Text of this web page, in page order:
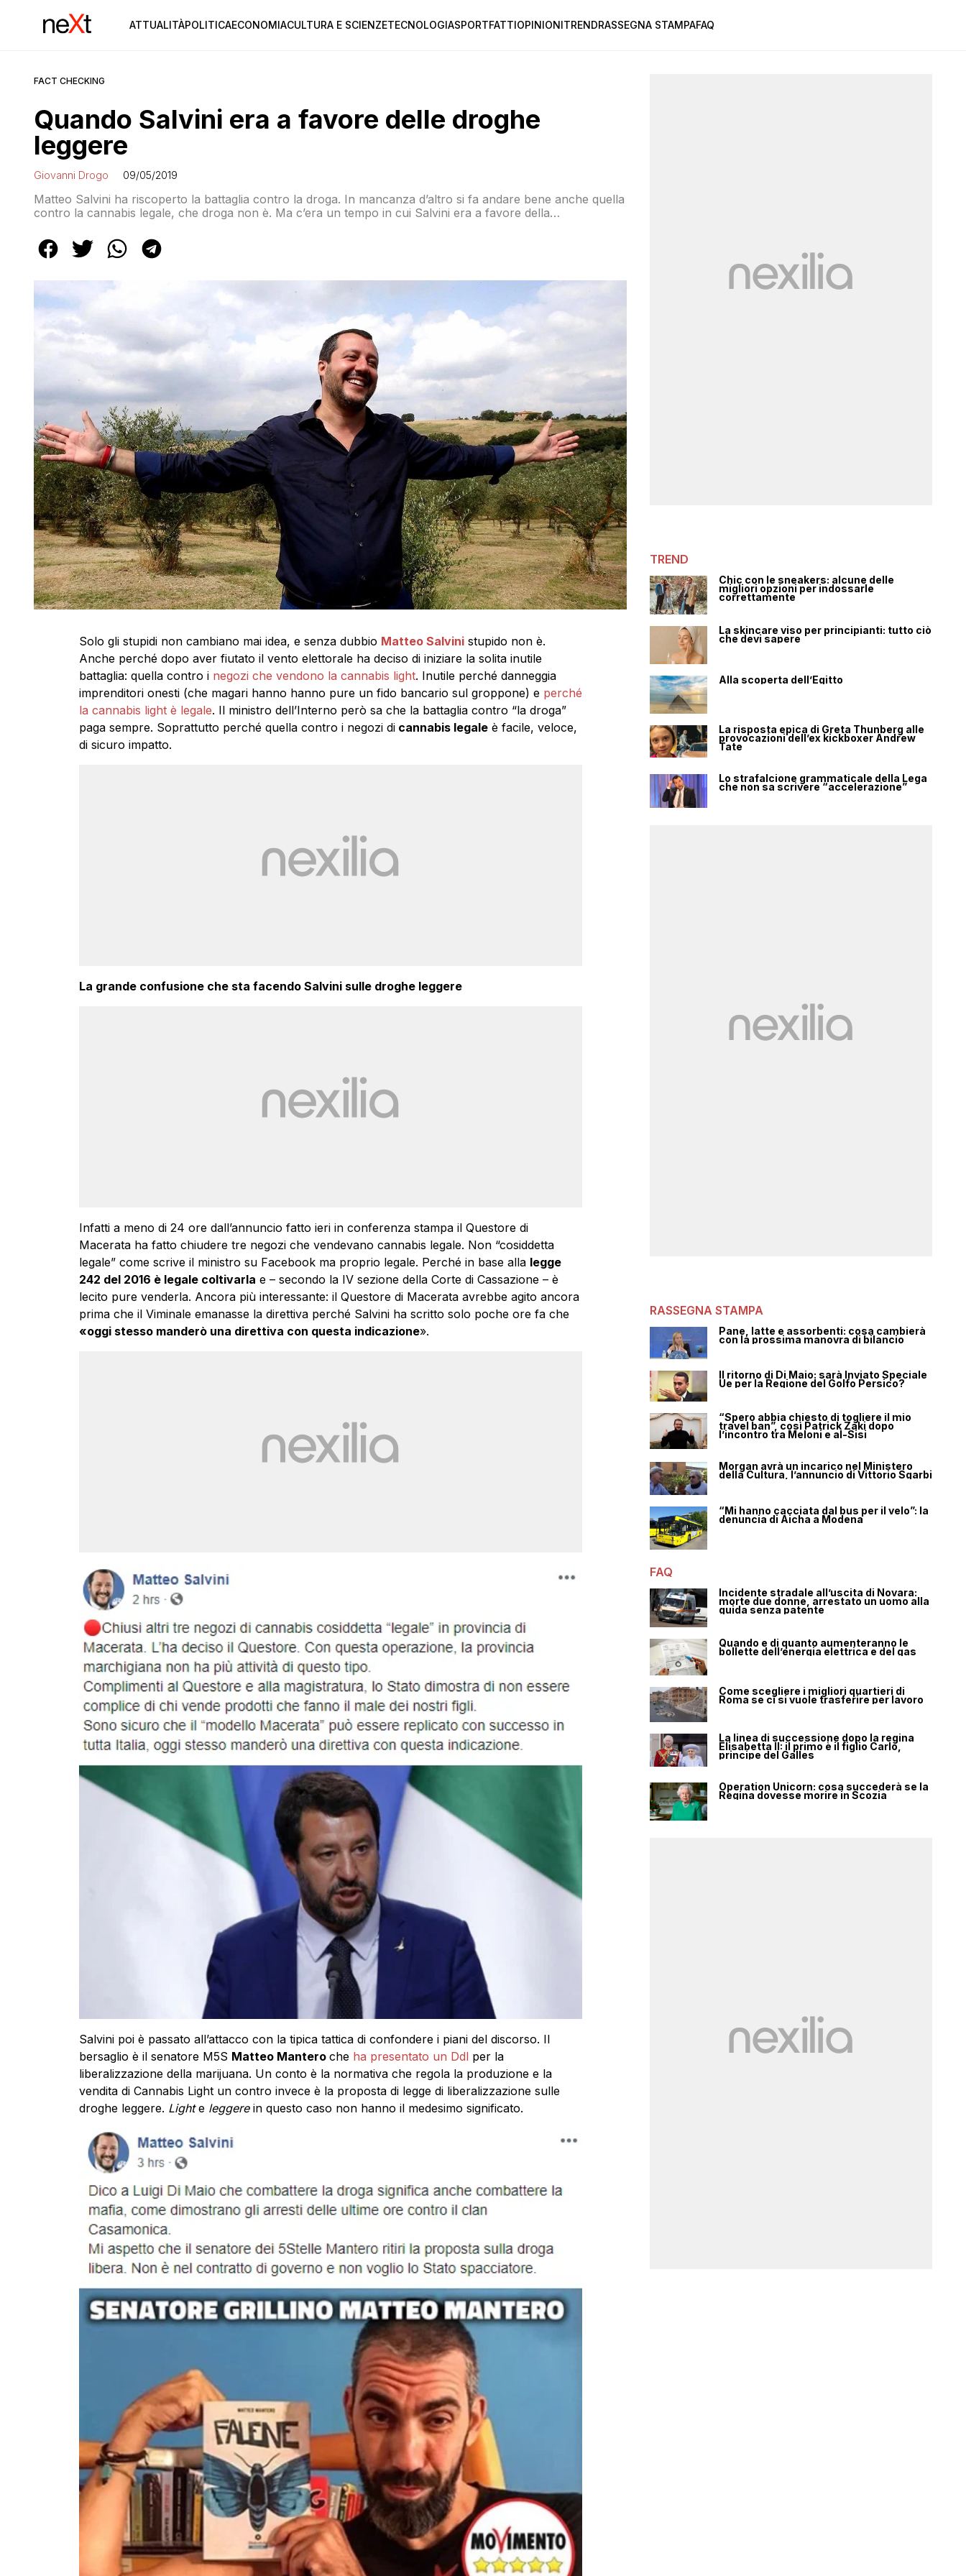
ATTUALITÀPOLITICAECONOMIACULTURA E SCIENZETECNOLOGIASPORTFATTIOPINIONITRENDRASSEGNA STAMPAFAQ
FACT CHECKING
Quando Salvini era a favore delle droghe
leggere
Giovanni Drogo 09/05/2019
Matteo Salvini ha riscoperto la battaglia contro la droga. In mancanza d’altro si fa andare bene anche quella
contro la cannabis legale, che droga non è. Ma c’era un tempo in cui Salvini era a favore della
Solo gli stupidi non cambiano mai idea, e senza dubbio Matteo Salvinistupido non è.
Anche perché dopo aver fiutato il vento elettorale ha deciso di iniziare la solita inutile
battaglia: quella contro i negozi che vendono la cannabis light. Inutile perché danneggia
imprenditori onesti (che magari hanno hanno pure un fido bancario sul groppone) eperché
la cannabis light è legale. Il ministro dell’Interno però sa che la battaglia contro “la droga”
paga sempre. Soprattutto perché quella contro i negozi dicannabis legaleè facile, veloce,
di sicuro impatto.
La grande confusione che sta facendo Salvini sulle droghe leggere
Infatti a meno di 24 ore dall’annuncio fatto ieri in conferenza stampa il Questore di
Macerata ha fatto chiudere tre negozi che vendevano cannabis legale. Non “cosiddetta
legale” come scrive il ministro su Facebook ma proprio legale. Perché in base alla legge
242 del 2016 è legale coltivarla e – secondo la IV sezione della Corte di Cassazione – è
lecito pure venderla. Ancora più interessante: il Questore di Macerata avrebbe agito ancora
prima che il Viminale emanasse la direttiva perché Salvini ha scritto solo poche ore fa che
«oggi stesso manderò una direttiva con questa indicazione».
Salvini poi è passato all’attacco con la tipica tattica di confondere i piani del discorso. Il
bersaglio è il senatore M5S Matteo Mantero che ha presentato un Ddlper la
liberalizzazione della marijuana. Un conto è la normativa che regola la produzione e la
vendita di Cannabis Light un contro invece è la proposta di legge di liberalizzazione sulle
droghe leggere. Lighte leggerein questo caso non hanno il medesimo significato.
TREND
Chic con le sneakers: alcune delle
migliori opzioni per indossarle
correttamente
La skincare viso per principianti: tutto ciò
che devi sapere
Alla scoperta dell’Egitto
La risposta epica di Greta Thunberg alle
provocazioni dell’ex kickboxer Andrew
Tate
Lo strafalcione grammaticale della Lega
che non sa scrivere “accelerazione”
RASSEGNA STAMPA
Pane, latte e assorbenti: cosa cambierà
con la prossima manovra di bilancio
Il ritorno di Di Maio: sarà Inviato Speciale
Ue per la Regione del Golfo Persico?
“Spero abbia chiesto di togliere il mio
travel ban”, così Patrick Zaki dopo
l’incontro tra Meloni e al-Sisi
Morgan avrà un incarico nel Ministero
della Cultura, l’annuncio di Vittorio Sgarbi
“Mi hanno cacciata dal bus per il velo”: la
denuncia di Aicha a Modena
FAQ
Incidente stradale all’uscita di Novara:
morte due donne, arrestato un uomo alla
guida senza patente
Quando e di quanto aumenteranno le
bollette dell’energia elettrica e del gas
Come scegliere i migliori quartieri di
Roma se ci si vuole trasferire per lavoro
La linea di successione dopo la regina
Elisabetta II: il primo è il figlio Carlo,
principe del Galles
Operation Unicorn: cosa succederà se la
Regina dovesse morire in Scozia